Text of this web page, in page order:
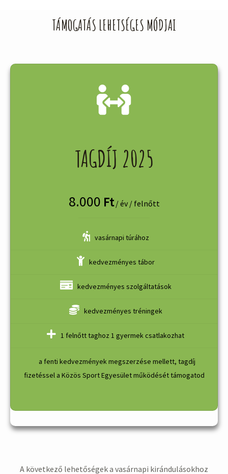
TÁMOGATÁS LEHETSÉGES MÓDJAI
TAGDÍJ 2025
8.000 Ft / év / felnőtt
vasárnapi túrához
kedvezményes tábor
kedvezményes szolgáltatások
kedvezményes tréningek
1 felnőtt taghoz 1 gyermek csatlakozhat
a fenti kedvezmények megszerzése mellett, tagdíj
fizetéssel a Közös Sport Egyesület működését támogatod
A következő lehetőségek a vasárnapi kirándulásokhoz